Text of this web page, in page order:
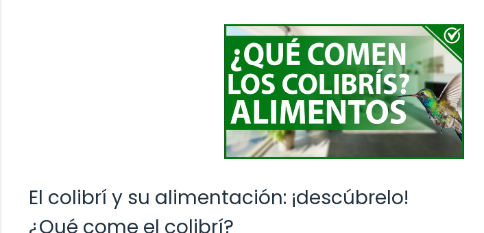
El colibrí y su alimentación: ¡descúbrelo!
¿Qué come el colibrí?